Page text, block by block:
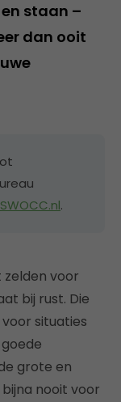
staan –
dan ooit
SWOCC.nl.
voor
bij rust. Die
situaties
grote en
nooit voor